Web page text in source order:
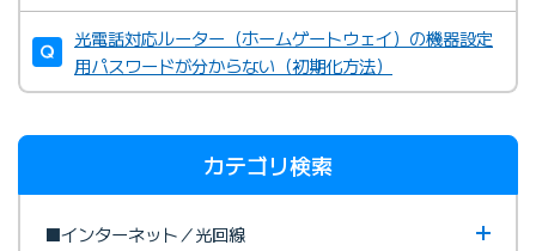
光電話対応ルーター（ホームゲートウェイ）の機器設定
用パスワードが分からない（初期化方法）
カテゴリ検索
■インターネット／光回線